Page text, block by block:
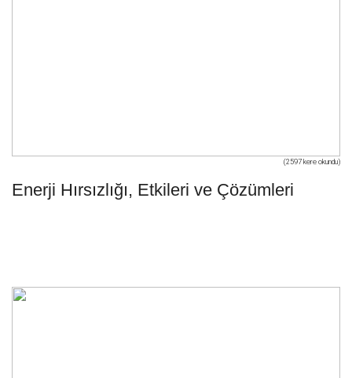
(2597 kere okundu)
Enerji Hırsızlığı, Etkileri ve Çözümleri